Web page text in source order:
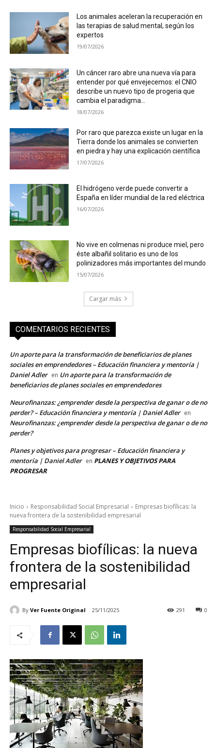
Los animales aceleran la recuperación en
las terapias de salud mental, según los
expertos
19/07/2026
Un cáncer raro abre una nueva vía para
entender por qué envejecemos: el CNIO
describe un nuevo tipo de progeria que
cambia el paradigma...
18/07/2026
Por raro que parezca existe un lugar en la
Tierra donde los animales se convierten
en piedra y hay una explicación científica
17/07/2026
El hidrógeno verde puede convertir a
España en líder mundial de la red eléctrica
16/07/2026
No vive en colmenas ni produce miel, pero
éste albañil solitario es uno de los
polinizadores más importantes del mundo
15/07/2026
Cargar más
COMENTARIOS RECIENTES
Un aporte para la transformación de beneficiarios de planes
sociales en emprendedores – Educación financiera y mentoría |
Daniel Adler en Un aporte para la transformación de
beneficiarios de planes sociales en emprendedores
Neurofinanzas: ¿emprender desde la perspectiva de ganar o de no
perder? – Educación financiera y mentoría | Daniel Adler en
Neurofinanzas: ¿emprender desde la perspectiva de ganar o de no
perder?
Planes y objetivos para progresar – Educación financiera y
mentoría | Daniel Adler en PLANES Y OBJETIVOS PARA
PROGRESAR